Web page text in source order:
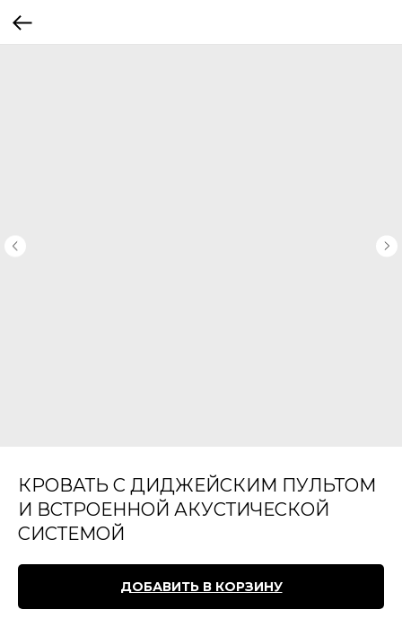
КРОВАТЬ С ДИДЖЕЙСКИМ ПУЛЬТОМ
И ВСТРОЕННОЙ АКУСТИЧЕСКОЙ
СИСТЕМОЙ
ДОБАВИТЬ В КОРЗИНУ